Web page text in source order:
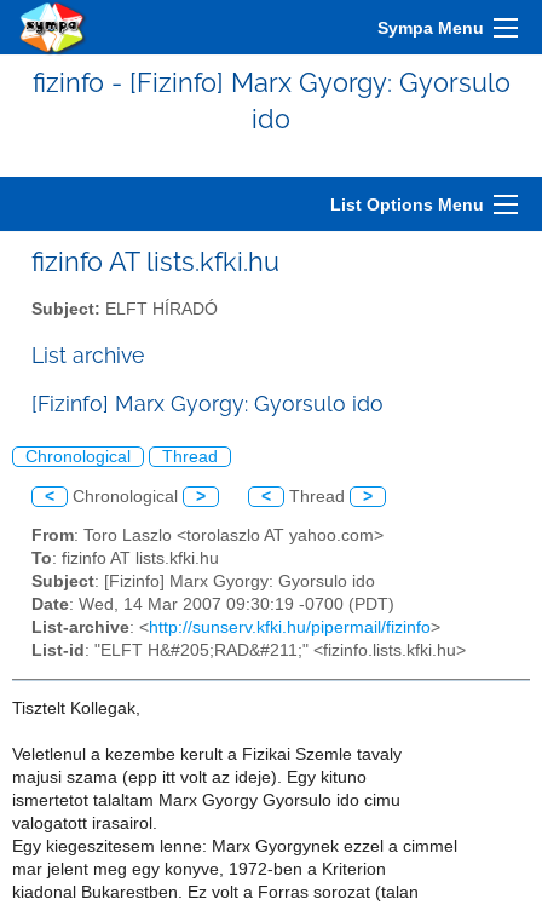
Sympa Menu
fizinfo - [Fizinfo] Marx Gyorgy: Gyorsulo
ido
List Options Menu
fizinfo AT lists.kfki.hu
Subject: ELFT HÍRADÓ
List archive
[Fizinfo] Marx Gyorgy: Gyorsulo ido
Chronological Thread
< Chronological > < Thread >
From: Toro Laszlo <torolaszlo AT yahoo.com>
To: fizinfo AT lists.kfki.hu
Subject: [Fizinfo] Marx Gyorgy: Gyorsulo ido
Date: Wed, 14 Mar 2007 09:30:19 -0700 (PDT)
List-archive: <http://sunserv.kfki.hu/pipermail/fizinfo>
List-id : "ELFT H&#205;RAD&#211;" <fizinfo.lists.kfki.hu>
Tisztelt Kollegak,
Veletlenul a kezembe kerult a Fizikai Szemle tavaly
majusi szama (epp itt volt az ideje). Egy kituno
ismertetot talaltam Marx Gyorgy Gyorsulo ido cimu
valogatott irasairol.
Egy kiegeszitesem lenne: Marx Gyorgynek ezzel a cimmel
mar jelent meg egy konyve, 1972-ben a Kriterion
kiadonal Bukarestben. Ez volt a Forras sorozat (talan